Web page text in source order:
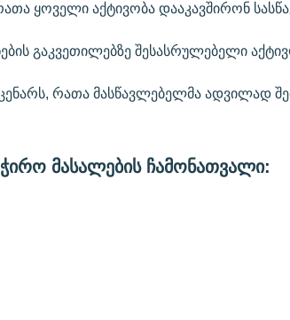
ყოველი აქტივობა დააკავშირონ
გაკვეთილებზე შესასრულებელი
რათა მასწავლებელმა ადვილად
მასალების ჩამონათვალი: